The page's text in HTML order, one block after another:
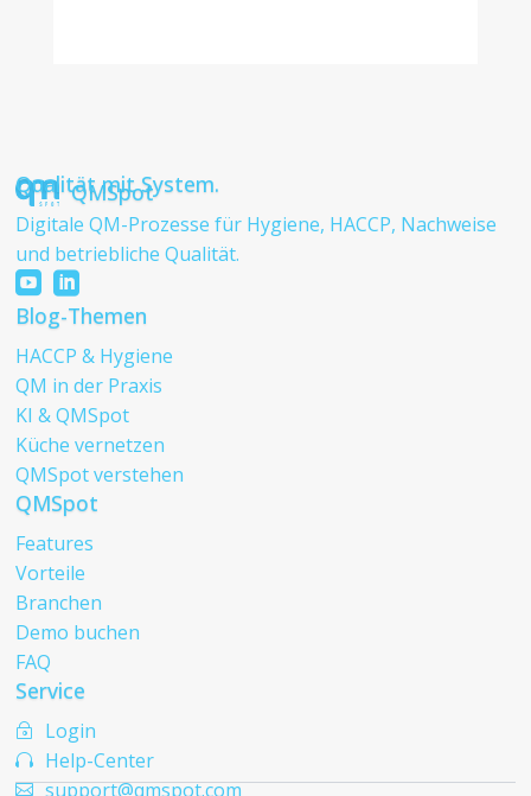
QMSpot
Qualität mit System.
Digitale QM-Prozesse für Hygiene, HACCP, Nachweise
und betriebliche Qualität.
 
Blog-Themen
HACCP & Hygiene
QM in der Praxis
KI & QMSpot
Küche vernetzen
QMSpot verstehen
QMSpot
Features
Vorteile
Branchen
Demo buchen
FAQ
Service
~ Login
 Help-Center
 support@qmspot.com